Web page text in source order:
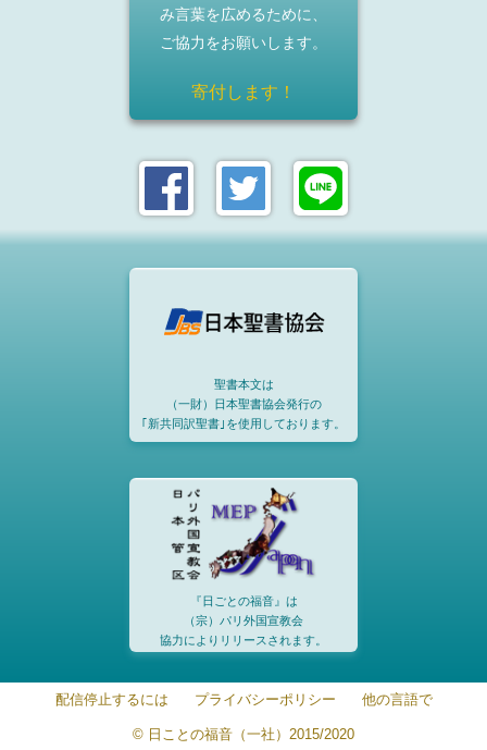
み言葉を広めるために、
ご協力をお願いします。
寄付します！
聖書本文は
（一財）日本聖書協会発行の
｢新共同訳聖書｣を使用しております。
『日ごとの福音』は
（宗）パリ外国宣教会
協力によりリリースされます。
配信停止するには プライバシーポリシー 他の言語で
© 日ことの福音（一社）2015/2020